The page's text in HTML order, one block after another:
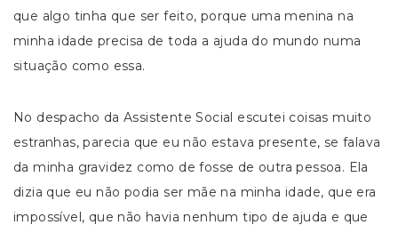
que algo tinha que ser feito, porque uma menina na
minha idade precisa de toda a ajuda do mundo numa
situação como essa.
No despacho da Assistente Social escutei coisas muito
estranhas, parecia que eu não estava presente, se falava
da minha gravidez como de fosse de outra pessoa. Ela
dizia que eu não podia ser mãe na minha idade, que era
impossível, que não havia nenhum tipo de ajuda e que